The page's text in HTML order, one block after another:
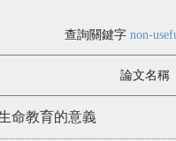
查詢關鍵字 non-
論文名稱
命教育的意義